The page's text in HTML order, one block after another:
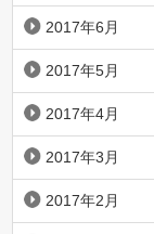
2017年6月
2017年5月
2017年4月
2017年3月
2017年2月